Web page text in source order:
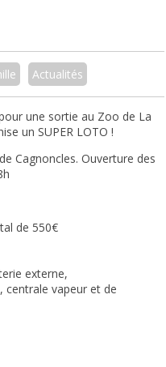
Actualités
une sortie au Zoo de La
un SUPER LOTO !
Cagnoncles. Ouverture des
de 550€
externe,
centrale vapeuret de